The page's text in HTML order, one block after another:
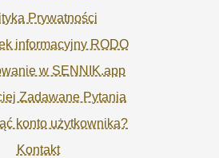
Prywatności
informacyjny RODO
w SENNIK.app
Zadawane Pytania
konto użytkownika?
Kontakt